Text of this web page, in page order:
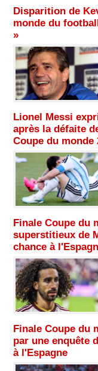
Disparition de
monde du
»
Lionel Messi
après la défaite
Coupe du monde
Finale Coupe du
superstitieux de
chance à
Finale Coupe du
par une enquête
à l'Espagne